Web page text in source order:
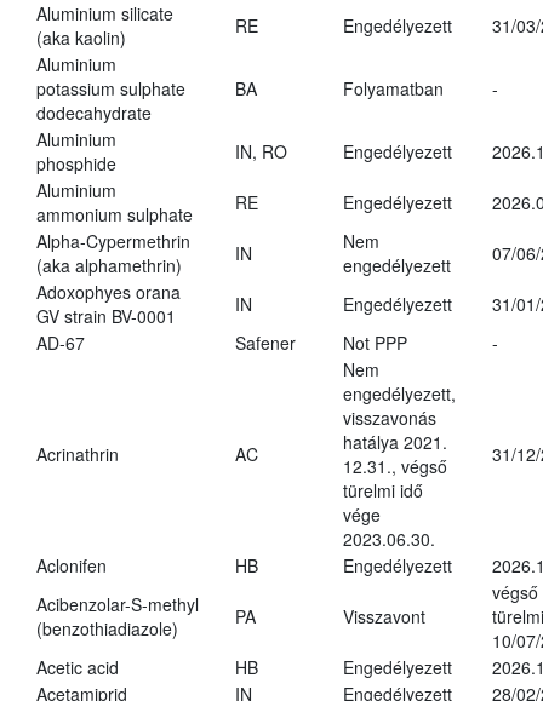
Aluminium silicate
(aka kaolin)
RE Engedélyezett
31/
Aluminium
potassium sulphate
dodecahydrate
BA Folyamatban -
Aluminium
phosphide
IN, RO Engedélyezett
Aluminium
ammonium sulphate
RE Engedélyezett
Alpha-Cypermethrin
(aka alphamethrin)
IN
Nem
engedélyezett
07/
Adoxophyes orana
GV strain BV-0001
IN Engedélyezett
31/
AD-67
Safener Not PPP -
Acrinathrin AC
Nem
engedélyezett,
visszavonás
hatálya 2021.
12.31., végső
türelmi idő
vége
2023.06.30.
31/
Aclonifen HB Engedélyezett
Acibenzolar-S-methyl
(benzothiadiazole)
PA Visszavont
végső
10/
Acetic acid
HB Engedélyezett
Acetamiprid
IN Engedélyezett
28/